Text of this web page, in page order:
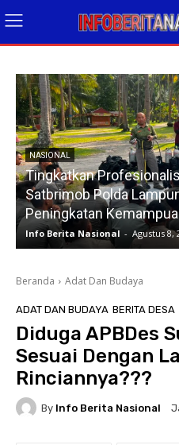
NASIONAL
Tingkatkan
Satbrimob Polda
Peningkatan
Info Berita Nasional - Agustus 8,
Beranda Adat Dan Budaya
ADAT DAN BUDAYA BERITA DESA
Diduga APBDes
Sesuai Dengan
Rinciannya???
By Info Berita Nasional